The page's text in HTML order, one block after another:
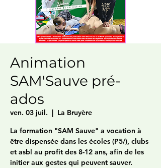
Animation
SAM'Sauve pré-
ados
ven. 03 juil.
  |
La Bruyère
La formation "SAM Sauve" a vocation à
être dispensée dans les écoles (P5/), clubs
et asbl au profit des 8-12 ans, afin de les
initier aux gestes qui peuvent sauver.